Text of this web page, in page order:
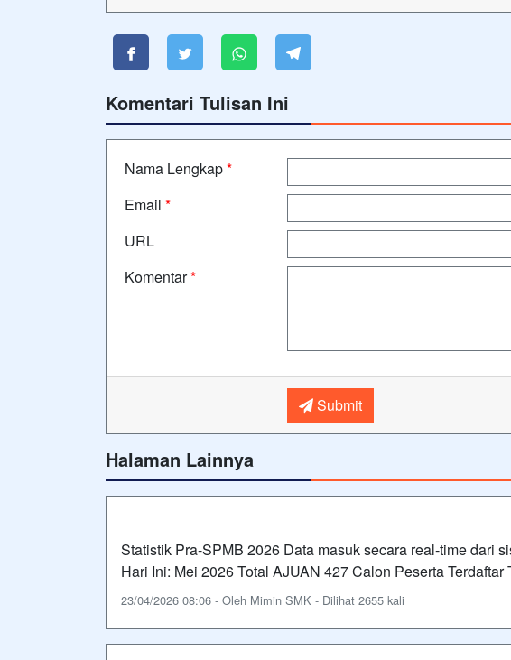
Komentari Tulisan Ini
Nama Lengkap*
Email *
URL
Komentar*
Submit
Halaman Lainnya
Statistik Pra-SPMB 2026 Data masuk secara real-time dari
Hari Ini: Mei 2026 Total AJUAN 427 Calon Peserta
23/04/2026 08:06 - Oleh Mimin SMK - Dilihat 2655 kali